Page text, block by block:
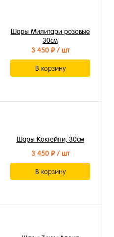
Шары Милитари розовые
30см
3 450 ₽/ шт
В корзину
Шары Коктейли, 30см
3 450 ₽/ шт
В корзину